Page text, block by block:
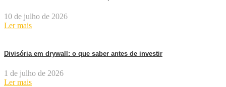
10 de julho de 2026
Ler mais
Divisória em drywall: o que saber antes de investir
1 de julho de 2026
Ler mais